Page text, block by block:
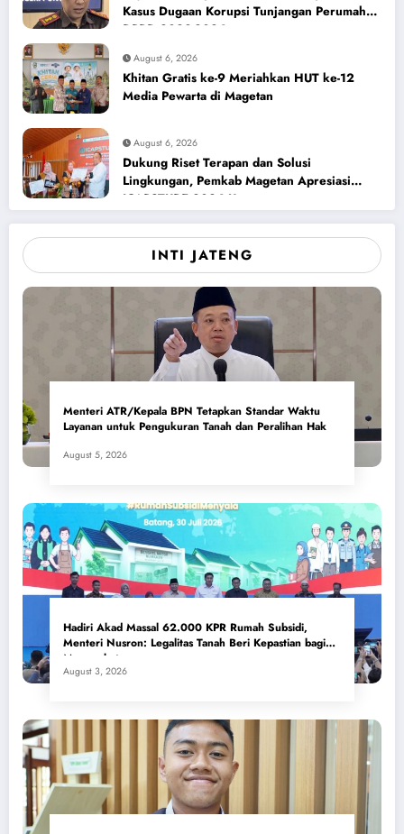
Kasus Dugaan Korupsi Tunjangan Perumahan
DPRD 2023-2026
August 6, 2026
Khitan Gratis ke-9 Meriahkan HUT ke-12
Media Pewarta di Magetan
August 6, 2026
Dukung Riset Terapan dan Solusi
Lingkungan, Pemkab Magetan Apresiasi
ICAPSTURE 2026 Unesa
INTI JATENG
Menteri ATR/Kepala BPN Tetapkan Standar Waktu
Layanan untuk Pengukuran Tanah dan Peralihan Hak
August 5, 2026
Hadiri Akad Massal 62.000 KPR Rumah Subsidi,
Menteri Nusron: Legalitas Tanah Beri Kepastian bagi
Masyarakat
August 3, 2026